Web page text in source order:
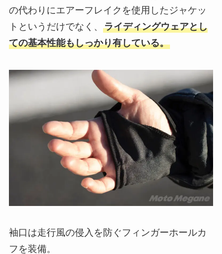
の代わりにエアーフレイクを使用したジャケッ
トというだけでなく、 ライディングウェアとし
ての基本性能もしっかり有している。
袖口は走行風の侵入を防ぐフィンガーホールカ
フを装備。